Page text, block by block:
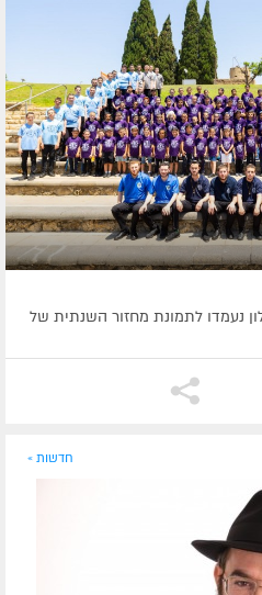
נעמדו לתמונת מחזור השנתית של
חדשות »